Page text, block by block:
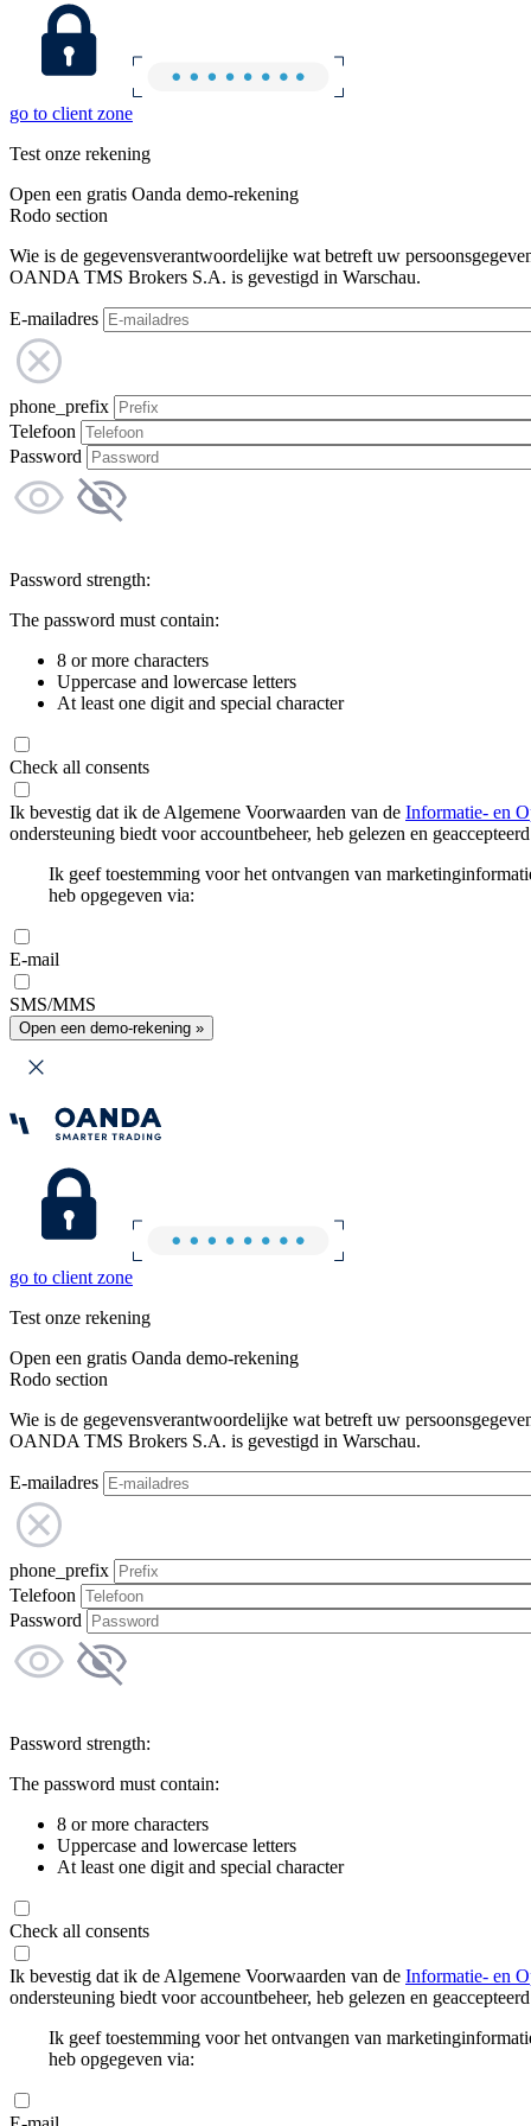
go to client zone
Test onze rekening
Open een gratis Oanda demo-rekening
Rodo section
Wie is de gegevensverantwoordelijke wat betreft uw
OANDA TMS Brokers S.A. is gevestigd in Warschau.
E-mailadres
phone_prefix
Telefoon
Password
Password strength:
The password must contain:
8 or more characters
Uppercase and lowercase letters
At least one digit and special character
Check all consents
Ik bevestig dat ik de Algemene Voorwaarden van de Informatie- en
ondersteuning biedt voor accountbeheer, heb gelezen en
Ik geef toestemming voor het ontvangen van
heb opgegeven via:
E-mail
SMS/MMS
Open een demo-rekening »
go to client zone
Test onze rekening
Open een gratis Oanda demo-rekening
Rodo section
Wie is de gegevensverantwoordelijke wat betreft uw
OANDA TMS Brokers S.A. is gevestigd in Warschau.
E-mailadres
phone_prefix
Telefoon
Password
Password strength:
The password must contain:
8 or more characters
Uppercase and lowercase letters
At least one digit and special character
Check all consents
Ik bevestig dat ik de Algemene Voorwaarden van de Informatie- en
ondersteuning biedt voor accountbeheer, heb gelezen en
Ik geef toestemming voor het ontvangen van
heb opgegeven via: